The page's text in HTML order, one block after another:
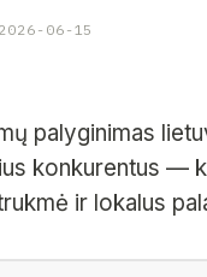
06-15
palyginimas
konkurentus —
ir lokalus